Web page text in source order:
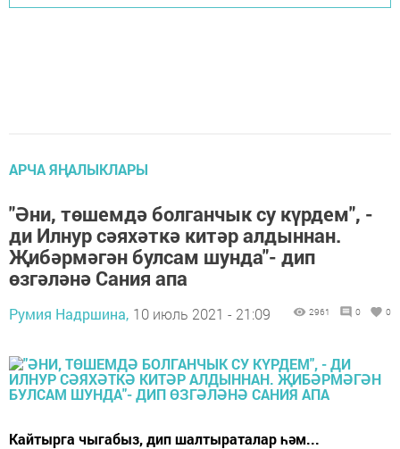
АРЧА ЯҢАЛЫКЛАРЫ
"Әни, төшемдә болганчык су күрдем", -
ди Илнур сәяхәткә китәр алдыннан.
Җибәрмәгән булсам шунда"- дип
өзгәләнә Сания апа
Румия Надршина, 10 июль 2021 - 21:09 2961 0 0
Кайтырга чыгабыз, дип шалтыраталар һәм...